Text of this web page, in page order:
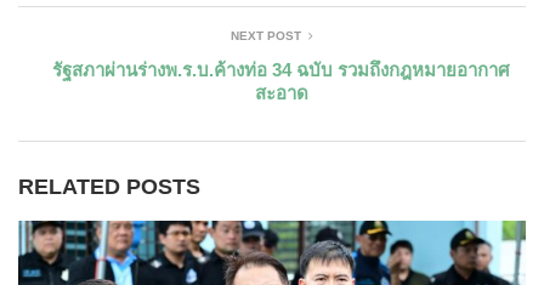
NEXT POST
รัฐสภาผ่านร่างพ.ร.บ.ค้างท่อ 34 ฉบับ รวมถึงกฎหมายอากาศ
สะอาด
RELATED POSTS